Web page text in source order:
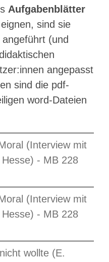
Aufgabenblätter
sind sie
angeführt (und
angepasst
sind die pdf-
word-Dateien
(Interview mit
- MB 228
(Interview mit
- MB 228
wollte (E.